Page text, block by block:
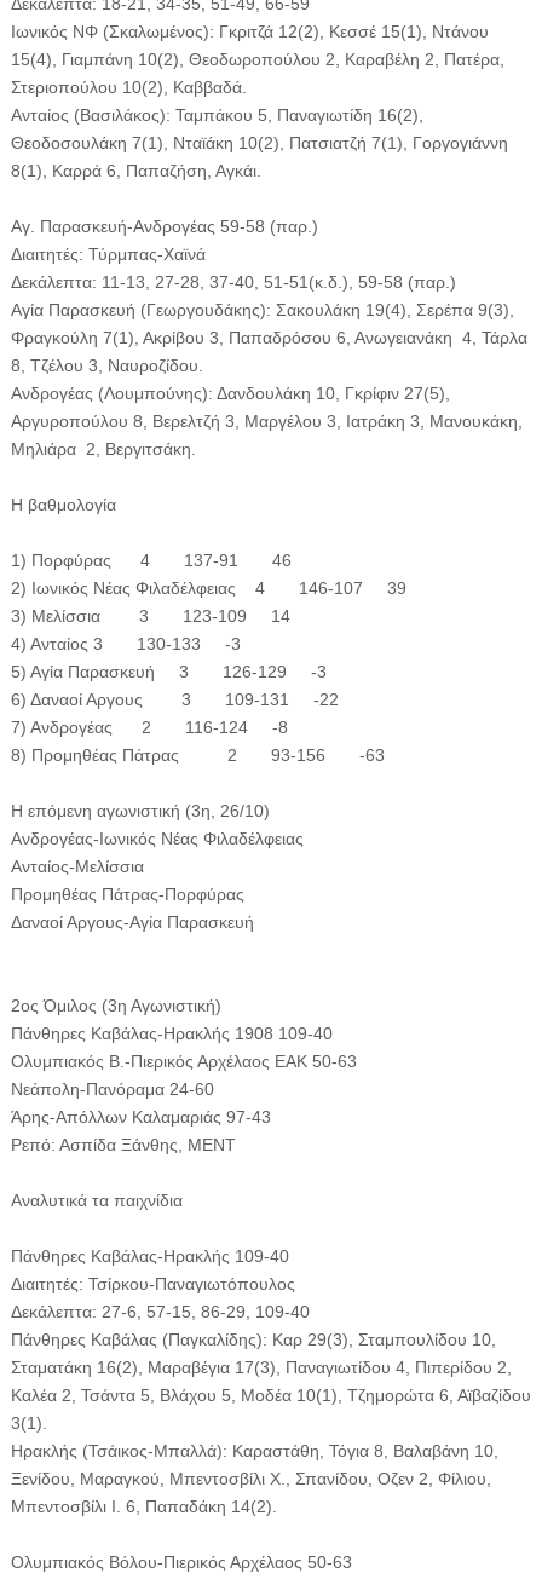
Ιωνικός ΝΦ (Σκαλωμένος): Γκριτζά 12(2), Κεσσέ 15(1), Ντάνου
15(4), Γιαμπάνη 10(2), Θεοδωροπούλου 2, Καραβέλη 2, Πατέρα,
Στεριοπούλου 10(2), Καββαδά.
Ανταίος (Βασιλάκος): Ταμπάκου 5, Παναγιωτίδη 16(2),
Θεοδοσουλάκη 7(1), Νταϊάκη 10(2), Πατσιατζή 7(1), Γοργογιάννη
8(1), Καρρά 6, Παπαζήση, Αγκάι.
Αγ. Παρασκευή-Ανδρογέας 59-58 (παρ.)
Διαιτητές: Τύρμπας-Χαϊνά
Δεκάλεπτα: 11-13, 27-28, 37-40, 51-51(κ.δ.), 59-58 (παρ.)
Αγία Παρασκευή (Γεωργουδάκης): Σακουλάκη 19(4), Σερέπα 9(3),
Φραγκούλη 7(1), Ακρίβου 3, Παπαδρόσου 6, Ανωγειανάκη 4, Τάρλα
8, Τζέλου 3, Ναυροζίδου.
Ανδρογέας (Λουμπούνης): Δανδουλάκη 10, Γκρίφιν 27(5),
Αργυροπούλου 8, Βερελτζή 3, Μαργέλου 3, Ιατράκη 3, Μανουκάκη,
Μηλιάρα 2, Βεργιτσάκη.
Η βαθμολογία
1) Πορφύρας 4 137-91 46
2) Ιωνικός Νέας Φιλαδέλφειας 4 146-107 39
3) Μελίσσια 3 123-109 14
4) Ανταίος 3 130-133 -3
5) Αγία Παρασκευή 3 126-129 -3
6) Δαναοί Αργους 3 109-131 -22
7) Ανδρογέας 2 116-124 -8
8) Προμηθέας Πάτρας 2 93-156 -63
Η επόμενη αγωνιστική (3η, 26/10)
Ανδρογέας-Ιωνικός Νέας Φιλαδέλφειας
Ανταίος-Μελίσσια
Προμηθέας Πάτρας-Πορφύρας
Δαναοί Αργους-Αγία Παρασκευή
2ος Όμιλος (3η Αγωνιστική)
Πάνθηρες Καβάλας-Ηρακλής 1908 109-40
Ολυμπιακός Β.-Πιερικός Αρχέλαος ΕΑΚ 50-63
Νεάπολη-Πανόραμα 24-60
Άρης-Απόλλων Καλαμαριάς 97-43
Ρεπό: Ασπίδα Ξάνθης, ΜΕΝΤ
Αναλυτικά τα παιχνίδια
Πάνθηρες Καβάλας-Ηρακλής 109-40
Διαιτητές: Τσίρκου-Παναγιωτόπουλος
Δεκάλεπτα: 27-6, 57-15, 86-29, 109-40
Πάνθηρες Καβάλας (Παγκαλίδης): Καρ 29(3), Σταμπουλίδου 10,
Σταματάκη 16(2), Μαραβέγια 17(3), Παναγιωτίδου 4, Πιπερίδου 2,
Καλέα 2, Τσάντα 5, Βλάχου 5, Μοδέα 10(1), Τζημορώτα 6, Αϊβαζίδου
3(1).
Ηρακλής (Τσάικος-Μπαλλά): Καραστάθη, Τόγια 8, Βαλαβάνη 10,
Ξενίδου, Μαραγκού, Μπεντοσβίλι Χ., Σπανίδου, Οζεν 2, Φίλιου,
Μπεντοσβίλι Ι. 6, Παπαδάκη 14(2).
Ολυμπιακός Βόλου-Πιερικός Αρχέλαος 50-63